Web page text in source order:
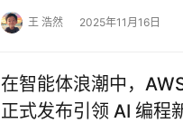
起活动于 20…
王 浩然 2025年11月16日
在智能体浪潮中，
正式发布引领 AI 编程